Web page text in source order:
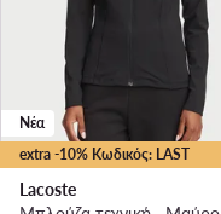
extra -10% Κωδικός: LAST
Νέα
Lacoste